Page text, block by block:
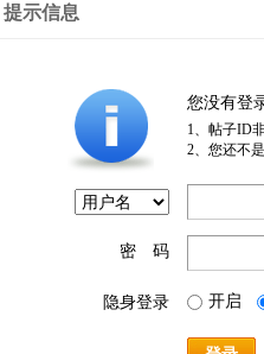
提示信息
您没有登
1、帖子ID
2、您还不
密 码
隐身登录 开启